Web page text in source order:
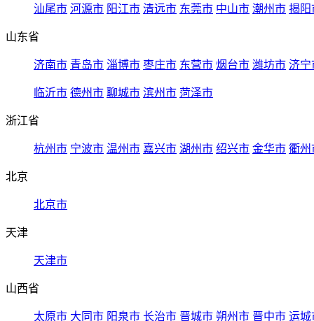
汕尾市 河源市 阳江市 清远市 东莞市 中山市 潮州市 揭阳
山东省
济南市 青岛市 淄博市 枣庄市 东营市 烟台市 潍坊市 济宁
临沂市 德州市 聊城市 滨州市 菏泽市
浙江省
杭州市 宁波市 温州市 嘉兴市 湖州市 绍兴市 金华市 衢州
北京
北京市
天津
天津市
山西省
太原市 大同市 阳泉市 长治市 晋城市 朔州市 晋中市 运城